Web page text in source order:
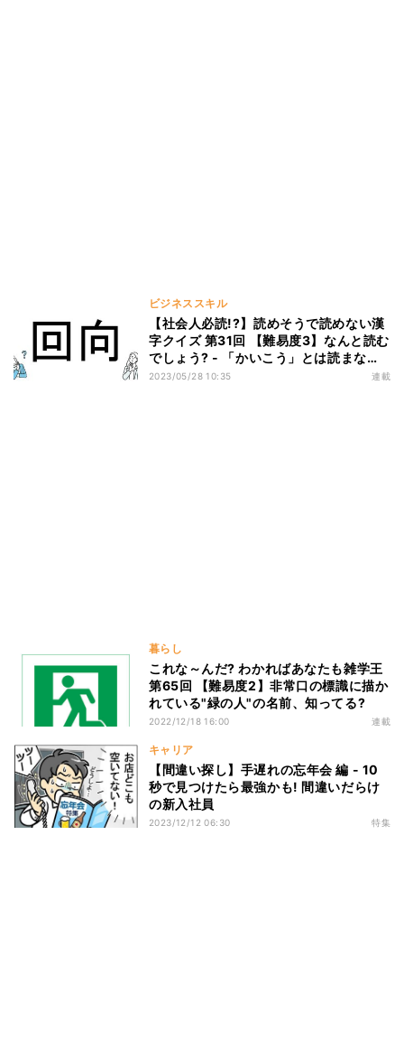
ビジネススキル
【社会人必読!?】読めそうで読めない漢
字クイズ 第31回 【難易度3】なんと読む
でしょう? - 「かいこう」とは読まな
い!?
2023/05/28 10:35 連載
暮らし
これな～んだ? わかればあなたも雑学王
第65回 【難易度2】非常口の標識に描か
れている"緑の人"の名前、知ってる?
2022/12/18 16:00 連載
キャリア
【間違い探し】手遅れの忘年会 編 - 10
秒で見つけたら最強かも! 間違いだらけ
の新入社員
2023/12/12 06:30 特集